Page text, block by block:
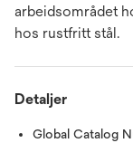
arbeidsområdet
hos rustfritt stål.
Detaljer
Global Catalog